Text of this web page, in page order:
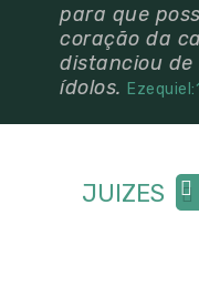
para que
coração da
distanciou de
ídolos.
JUIZES